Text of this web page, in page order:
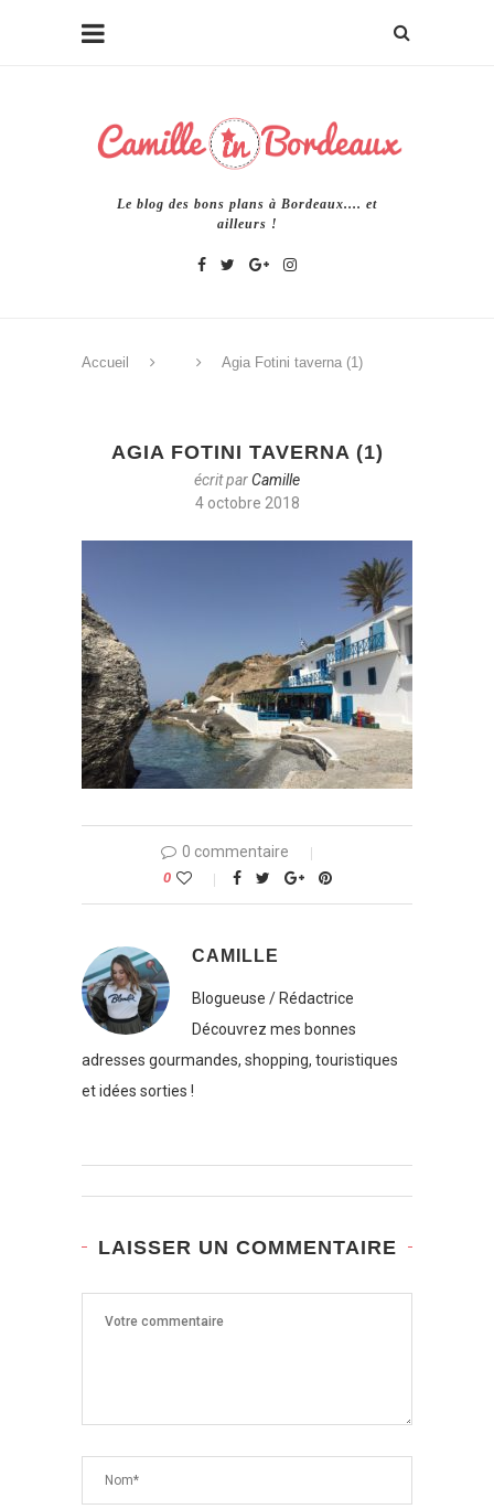
Le blog des bons plans à Bordeaux.... et
ailleurs !
Accueil Agia Fotini taverna (1)
AGIA FOTINI TAVERNA (1)
écrit parCamille
4 octobre 2018
0 commentaire
0
CAMILLE
Blogueuse / Rédactrice
Découvrez mes bonnes
adresses gourmandes, shopping, touristiques
et idées sorties !
LAISSER UN COMMENTAIRE